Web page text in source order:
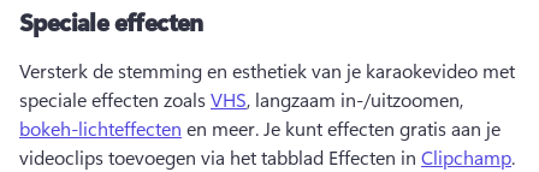
Speciale effecten
Versterk de stemming en esthetiek van je karaokevideo met
speciale effecten zoals VHS, langzaam in-/uitzoomen,
bokeh-lichteffecten en meer. Je kunt effecten gratis aan je
videoclips toevoegen via het tabblad Effecten in Clipchamp.